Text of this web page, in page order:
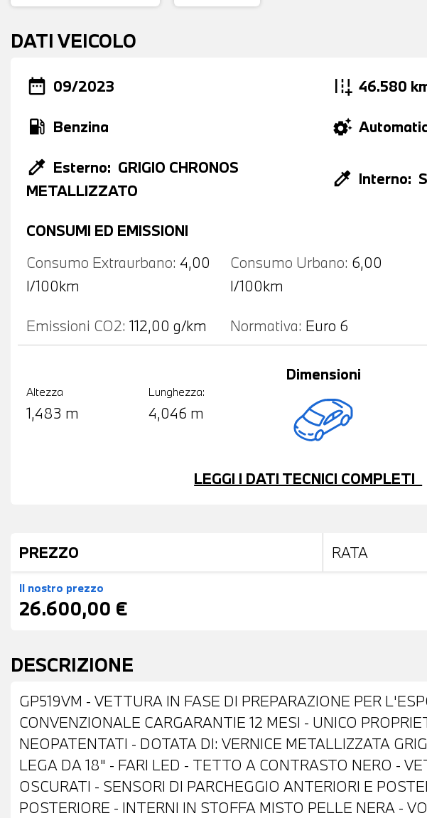
DATI VEICOLO
date_range 09/2023 add_road46.580
local_gas_station Benzina settings_suggest
colorize Esterno: GRIGIO CHRONOS
METALLIZZATO
colorize Interno:
CONSUMI ED EMISSIONI
Consumo Extraurbano: 4,00
l/100km
Consumo Urbano: 6,00
l/100km
Emissioni CO2: 112,00 g/km Normativa: Euro 6
Altezza
1,483 m
Lunghezza:
4,046 m
Dimensioni
LEGGI I DATI TECNICI COMPLETI
PREZZO RATA
Il nostro prezzo
26.600,00 €
DESCRIZIONE
GP519VM - VETTURA IN FASE DI PREPARAZIONE PER
CONVENZIONALE CARGARANTIE 12 MESI - UNICO
NEOPATENTATI - DOTATA DI: VERNICE METALLIZZATA
LEGA DA 18" - FARI LED - TETTO A CONTRASTO NERO -
OSCURATI - SENSORI DI PARCHEGGIO ANTERIORI E
POSTERIORE - INTERNI IN STOFFA MISTO PELLE NERA -